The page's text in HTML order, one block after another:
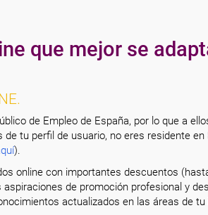
que mejor se
de Empleo de España, por lo que a
tu perfil de usuario, no eres residente
).
online con importantes descuentos
de promoción profesional y
actualizados en las áreas de tu